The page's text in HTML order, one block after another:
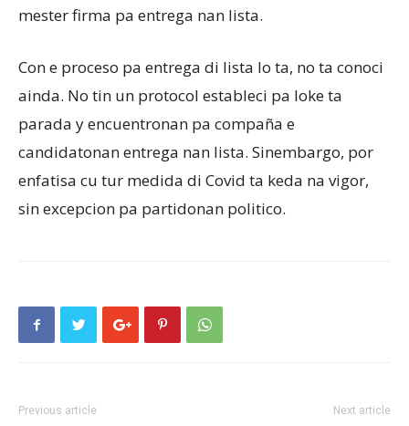
mester firma pa entrega nan lista.
Con e proceso pa entrega di lista lo ta, no ta conoci
ainda. No tin un protocol estableci pa loke ta
parada y encuentronan pa compaña e
candidatonan entrega nan lista. Sinembargo, por
enfatisa cu tur medida di Covid ta keda na vigor,
sin excepcion pa partidonan politico.
Previous article Next article